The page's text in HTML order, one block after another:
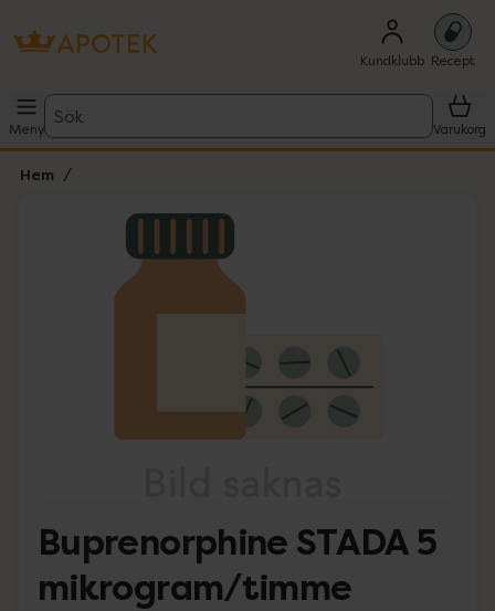
Kundklubb Recept
Meny
Sök
Varukorg
Hem
Lista: . Innehåller 1 objekt.
Buprenorphine STADA 5
mikrogram/timme